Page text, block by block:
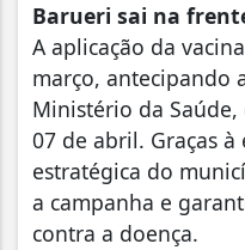
Barueri sai na
A aplicação da
março, antecipando
Ministério da
07 de abril. Graças
estratégica do
a campanha e
contra a doença.